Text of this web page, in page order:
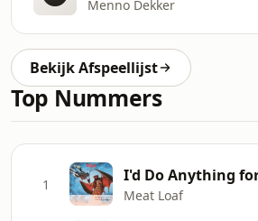
Menno Dekker
Bekijk Afspeellijst
Top Nummers
1
Meat Loaf